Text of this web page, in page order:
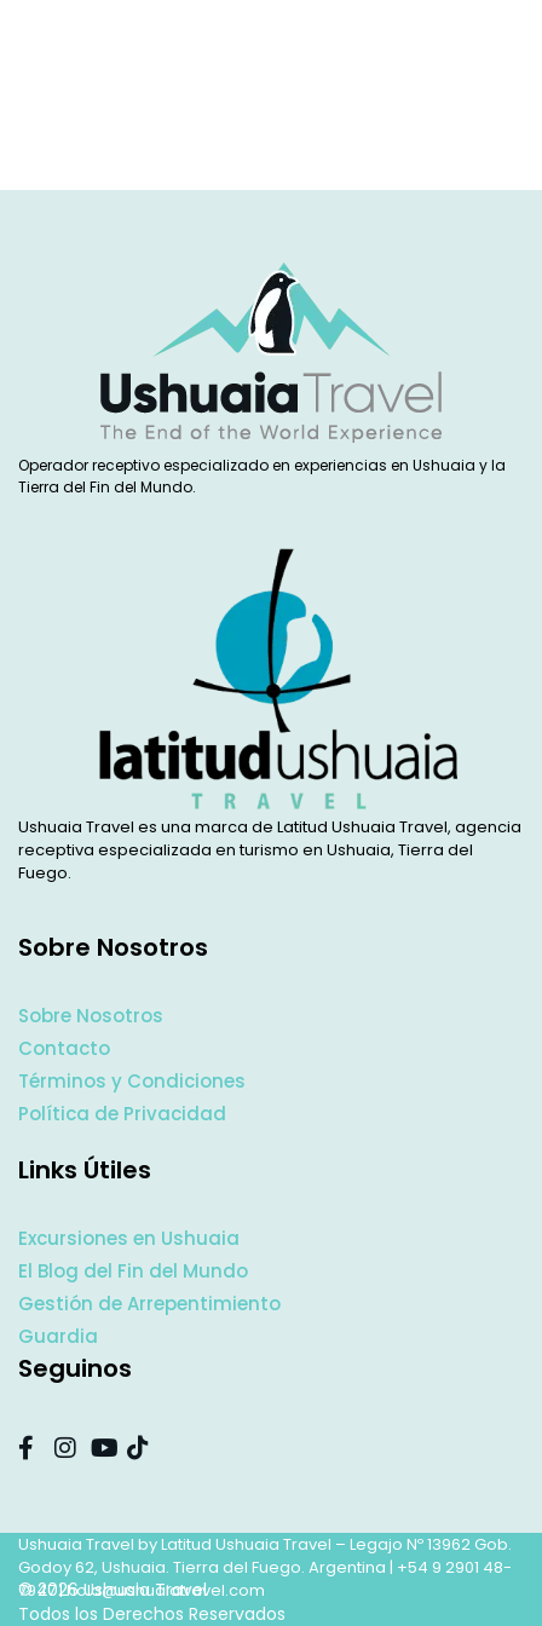
Operador receptivo especializado en experiencias en Ushuaia y la
Tierra del Fin del Mundo.
Ushuaia Travel es una marca de Latitud Ushuaia Travel, agencia
receptiva especializada en turismo en Ushuaia, Tierra del
Fuego.
Sobre Nosotros
Sobre Nosotros
Contacto
Términos y Condiciones
Política de Privacidad
Links Útiles
Excursiones en Ushuaia
El Blog del Fin del Mundo
Gestión de Arrepentimiento
Guardia
Seguinos
Ushuaia Travel by Latitud Ushuaia Travel – Legajo Nº 13962 Gob.
Godoy 62, Ushuaia. Tierra del Fuego. Argentina | +54 9 2901 48-
7947|hola@ushuaiatravel.com
© 2026 Ushuaia Travel
Todos los Derechos Reservados